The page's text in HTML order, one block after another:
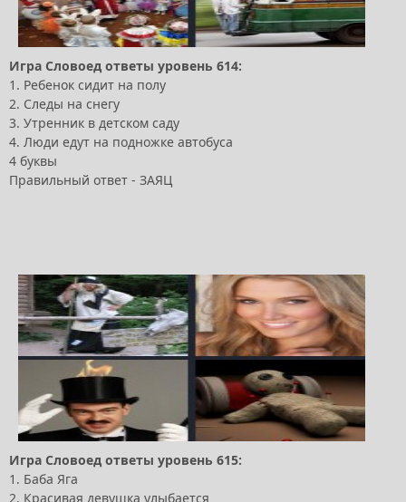
Игра Словоед ответы уровень 614:
1. Ребенок сидит на полу
2. Следы на снегу
3. Утренник в детском саду
4. Люди едут на подножке автобуса
4 буквы
Правильный ответ - ЗАЯЦ
Игра Словоед ответы уровень 615:
1. Баба Яга
2. Красивая девушка улыбается